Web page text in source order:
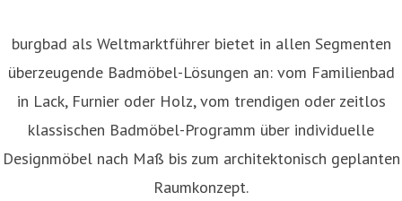
burgbad als Weltmarktführer bietet in allen Segmenten
überzeugende Badmöbel-Lösungen an: vom Familienbad
in Lack, Furnier oder Holz, vom trendigen oder zeitlos
klassischen Badmöbel-Programm über individuelle
Designmöbel nach Maß bis zum architektonisch geplanten
Raumkonzept.